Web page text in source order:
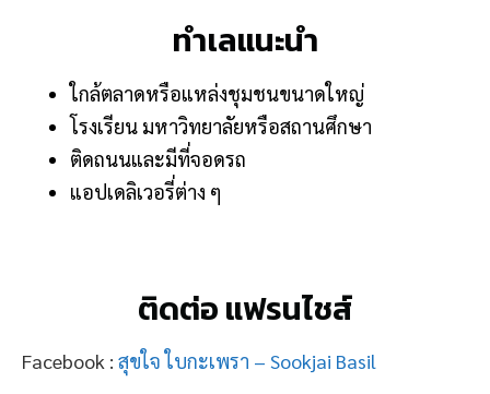
ทำเลแนะนำ
ใกล้ตลาดหรือแหล่งชุมชนขนาดใหญ่
โรงเรียน มหาวิทยาลัยหรือสถานศึกษา
ติดถนนและมีที่จอดรถ
แอปเดลิเวอรี่ต่าง ๆ
ติดต่อ แฟรนไชส์
Facebook : สุขใจ ใบกะเพรา – Sookjai Basil